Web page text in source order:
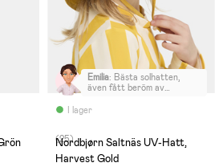
I lager
Emilia: Bästa solhatten,
även fått beröm av
längre i bak så nacken
och snart 3 åringen kan
även göra det själv.
(25)
Nordbjørn Saltnäs UV-Hatt,
Harvest Gold